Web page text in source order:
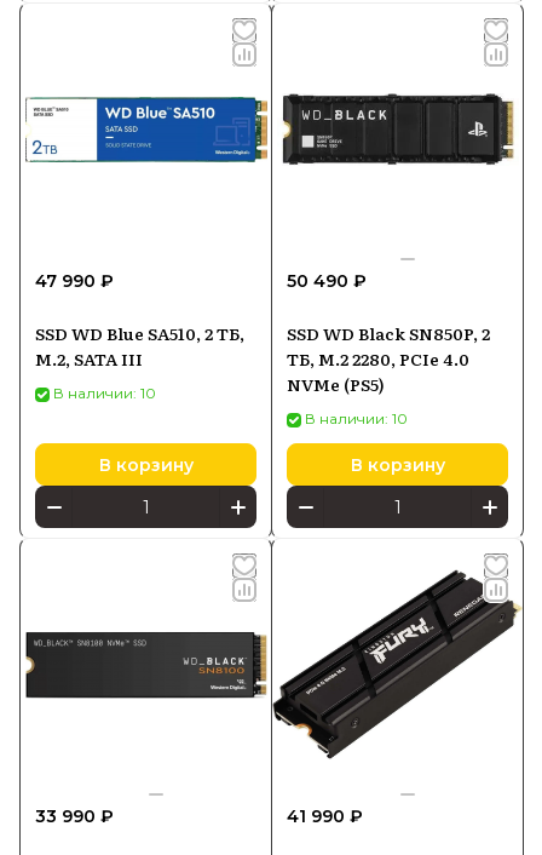
47 990 ₽
SSD WD Blue SA510, 2 ТБ,
M.2, SATA III
В наличии: 10
В корзину
50 490 ₽
SSD WD Black SN850P, 2
ТБ, M.2 2280, PCIe 4.0
NVMe (PS5)
В наличии: 10
В корзину
33 990 ₽ 41 990 ₽